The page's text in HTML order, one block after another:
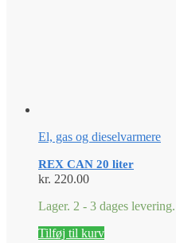
El, gas og dieselvarmere
REX CAN 20 liter
kr. 220.00
Lager. 2 - 3 dages levering.
Tilføj til kurv